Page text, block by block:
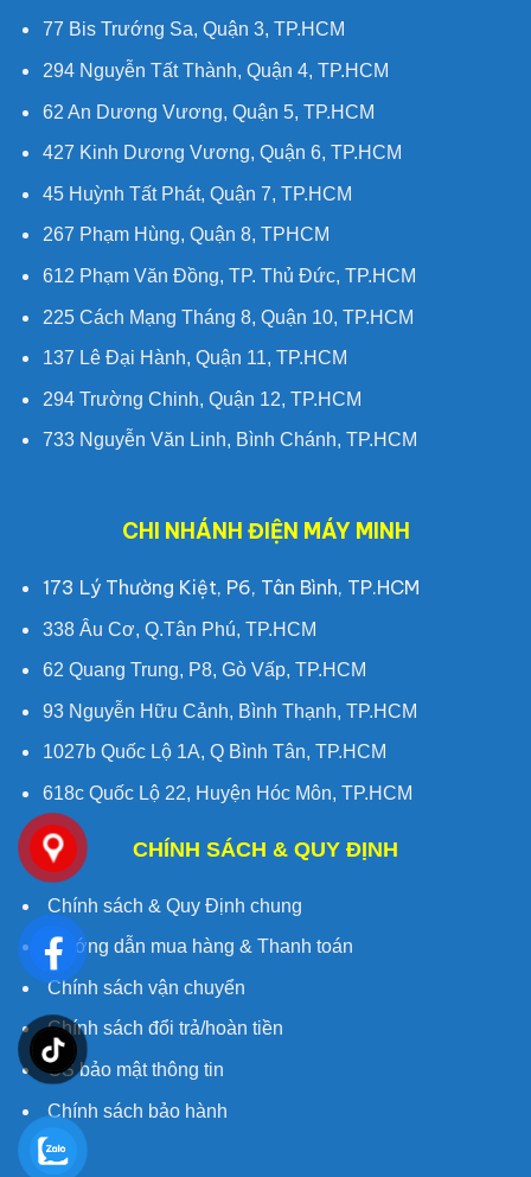
77 Bis Trướng Sa, Quận 3, TP.HCM
294 Nguyễn Tất Thành, Quận 4, TP.HCM
62 An Dương Vương, Quận 5, TP.HCM
427 Kinh Dương Vương, Quận 6, TP.HCM
45 Huỳnh Tất Phát, Quận 7, TP.HCM
267 Phạm Hùng, Quận 8, TPHCM
612 Phạm Văn Đồng, TP. Thủ Đức, TP.HCM
225 Cách Mạng Tháng 8, Quận 10, TP.HCM
137 Lê Đại Hành, Quận 11, TP.HCM
294 Trường Chinh, Quận 12, TP.HCM
733 Nguyễn Văn Linh, Bình Chánh, TP.HCM
CHI NHÁNH ĐIỆN MÁY MINH
173 Lý Thường Kiệt, P6, Tân Bình, TP.HCM
338 Âu Cơ, Q.Tân Phú, TP.HCM
62 Quang Trung, P8, Gò Vấp, TP.HCM
93 Nguyễn Hữu Cảnh, Bình Thạnh, TP.HCM
1027b Quốc Lộ 1A, Q Bình Tân, TP.HCM
618c Quốc Lộ 22, Huyện Hóc Môn, TP.HCM
CHÍNH SÁCH & QUY ĐỊNH
Chính sách & Quy Định chung
Hướng dẫn mua hàng & Thanh toán
Chính sách vận chuyển
Chính sách đổi trả/hoàn tiền
CS bảo mật thông tin
Chính sách bảo hành